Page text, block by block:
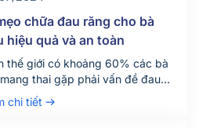
chữa đau răng cho bà
hiệu quả và an toàn
thế giới có khoảng 60% các bà
thai gặp phải vấn đề đau
răng miệng. Vấn đề có vẻ như
giản này lại chính là nguyên nhân
chi tiết